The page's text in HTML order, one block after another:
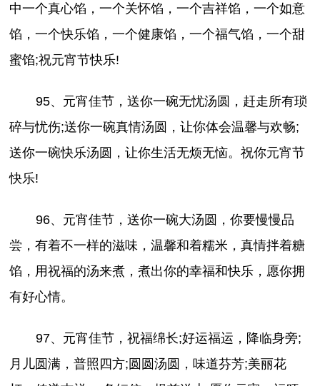
中一个真心馅，一个关怀馅，一个吉祥馅，一个如意
馅，一个快乐馅，一个健康馅，一个福气馅，一个甜
蜜馅;祝元宵节快乐!
95、元宵佳节，送你一碗无忧汤圆，赶走所有琐
碎与忧伤;送你一碗真情汤圆，让你体会温馨与欢畅;
送你一碗快乐汤圆，让你生活无烦无恼。祝你元宵节
快乐!
96、元宵佳节，送你一碗大汤圆，你要慢慢品
尝，有着不一样的滋味，温馨和着糯米，真情拌着糖
馅，用祝福的汤来煮，煮出你的幸福和快乐，愿你拥
有好心情。
97、元宵佳节，祝福绵长;好运福运，降临身旁;
月儿圆满，普照四方;圆圆汤圆，味道芬芳;美丽花